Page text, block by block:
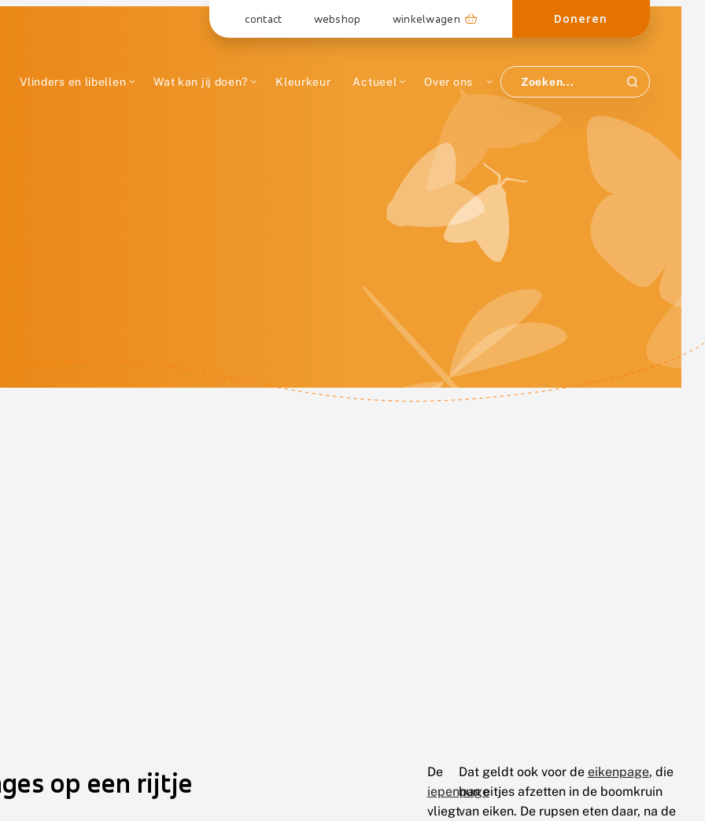
contact webshop winkelwagen Doneren
Vlinders en libellen Wat kan jij doen? Kleurkeur Actueel Over ons
op een rijtje
De
iepenpage
vliegt
Dat geldt ook voor de eikenpage, die
hun eitjes afzetten in de boomkruin
van eiken. De rupsen eten daar, na de